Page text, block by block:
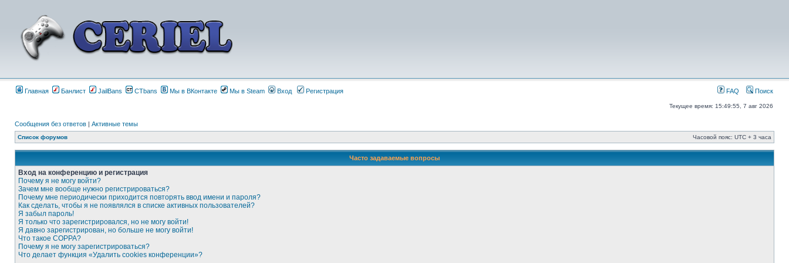
Главная Банлист JailBans CTbans Мы в ВКонтакте Мы в Steam Вход Регистрация FAQ Поиск
Текущее время: 15:49:55, 7 авг 2026
Сообщения без ответов | Активные темы
Список форумов Часовой пояс: UTC + 3 часа
Часто задаваемые вопросы
Вход на конференцию и регистрация
Почему я не могу войти?
Зачем мне вообще нужно регистрироваться?
Почему мне периодически приходится повторять ввод имени и пароля?
Как сделать, чтобы я не появлялся в списке активных пользователей?
Я забыл пароль!
Я только что зарегистрировался, но не могу войти!
Я давно зарегистрирован, но больше не могу войти!
Что такое COPPA?
Почему я не могу зарегистрироваться?
Что делает функция «Удалить cookies конференции»?